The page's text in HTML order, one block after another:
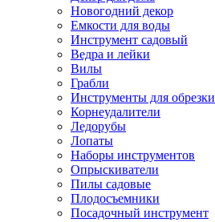
Новогодний декор
Емкости для воды
Инструмент садовый
Ведра и лейки
Вилы
Грабли
Инструменты для обрезки
Корнеудалители
Ледорубы
Лопаты
Наборы инструментов
Опрыскиватели
Пилы садовые
Плодосъемники
Посадочный инструмент